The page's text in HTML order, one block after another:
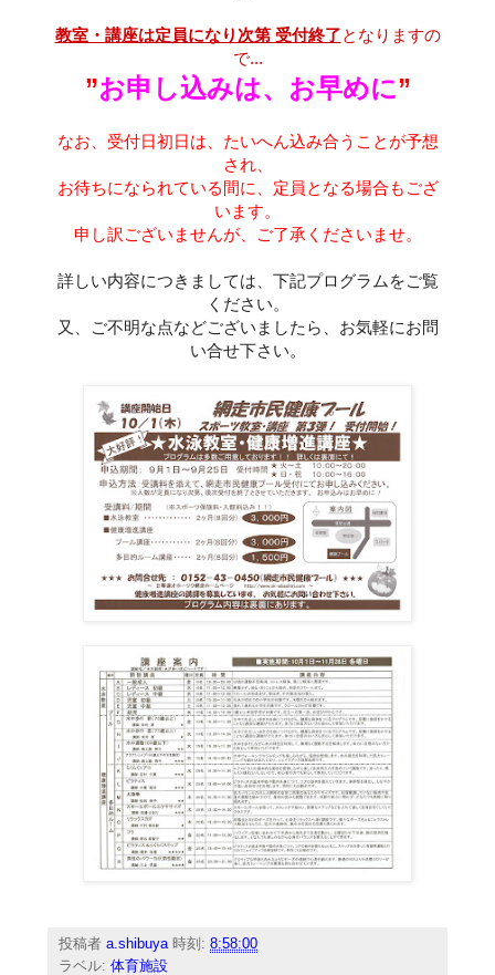
教室・講座は定員になり次第 受付終了となりますの
で...
”お申し込みは、お早めに”
なお、受付日初日は、たいへん込み合うことが予想
され、
お待ちになられている間に、定員となる場合もござ
います。
申し訳ございませんが、ご了承くださいませ。
詳しい内容につきましては、下記プログラムをご覧
ください。
又、ご不明な点などございましたら、お気軽にお問
い合せ下さい。
投稿者a.shibuya 時刻:8:58:00
ラベル:体育施設